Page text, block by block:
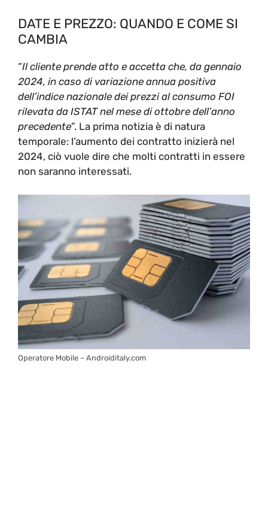
DATE E PREZZO: QUANDO E COME SI
CAMBIA
“Il cliente prende atto e accetta che, da gennaio
2024, in caso di variazione annua positiva
dell’indice nazionale dei prezzi al consumo FOI
rilevata da ISTAT nel mese di ottobre dell’anno
precedente”. La prima notizia è di natura
temporale: l’aumento dei contratto inizierà nel
2024, ciò vuole dire che molti contratti in essere
non saranno interessati.
Operatore Mobile – Androiditaly.com